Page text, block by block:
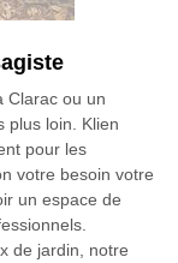
Clarac ou un
plus loin. Klien
pour les
votre besoin votre
un espace de
de jardin, notre